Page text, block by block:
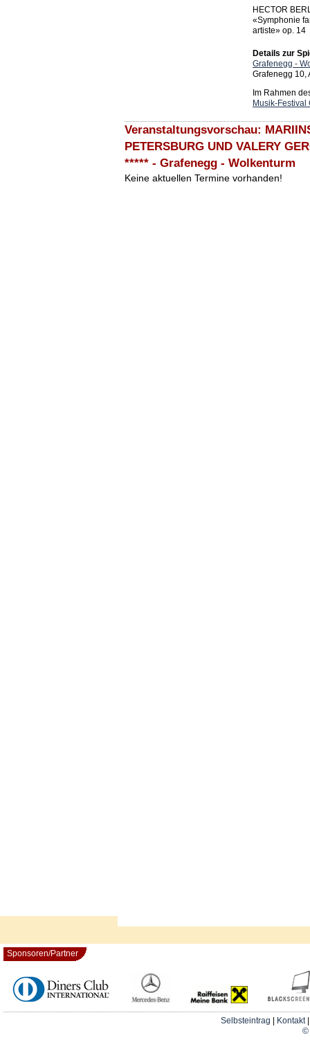
HECTOR
«Symphonie
artiste» op. 14
Details zur
Grafenegg -
Grafenegg 10,
Im Rahmen
Musik-Festival
Veranstaltungsvorschau:
PETERSBURG UND VALERY
***** - Grafenegg - Wolkenturm
Keine aktuellen Termine vorhanden!
Sponsoren/Partner
Selbsteintrag Kontakt
©